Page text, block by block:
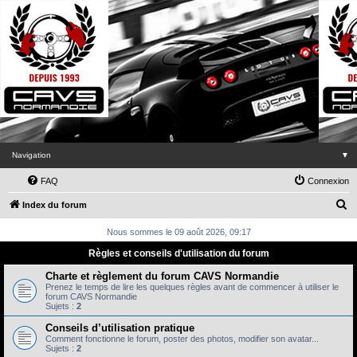
Navigation ▼
FAQ Connexion
Index du forum
c
c
Nous sommes le 09 août 2026, 09:17
Règles et conseils d'utilisation du forum
Charte et règlement du forum CAVS Normandie
Prenez le temps de lire les quelques règles avant de commencer à utiliser le
forum CAVS Normandie
Sujets : 2
Conseils d’utilisation pratique
Comment fonctionne le forum, poster des photos, modifier son avatar...
Sujets : 2